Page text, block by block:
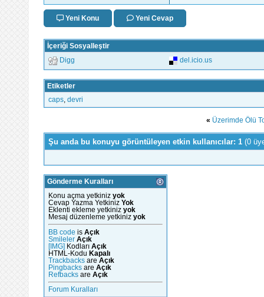
Yeni Konu Yeni Cevap
İçeriği Sosyalleştir
Digg del.icio.us
Etiketler
caps devri
« Üzerimde Ölü
Şu anda bu konuyu görüntüleyen etkin kullanıcılar: 1 (0
Gönderme Kuralları
Konu açma yetkiniz yok
Cevap Yazma Yetkiniz Yok
Eklenti ekleme yetkiniz yok
Mesaj düzenleme yetkiniz yok
BB code is Açık
Smileler Açık
[IMG] Kodları Açık
HTML-Kodu Kapalı
Trackbacks are Açık
Pingbacks are Açık
Refbacks are Açık
Forum Kuralları